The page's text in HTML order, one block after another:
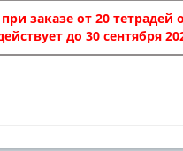
заказе от 20 тетрадей
до 30 сентября